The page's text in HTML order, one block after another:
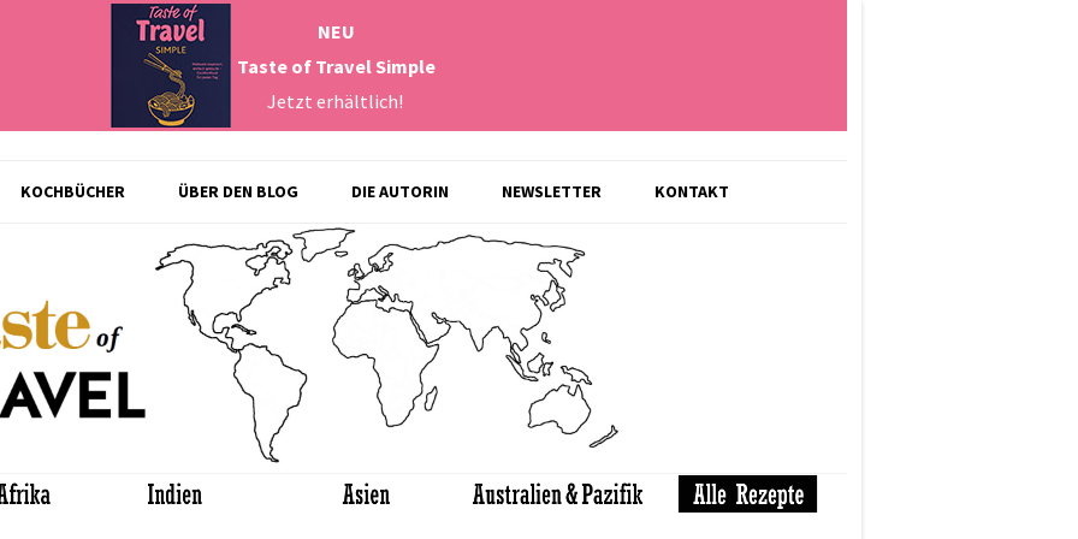
NEU
Taste of Travel Simple
Jetzt erhältlich!
springen
KOCHBÜCHER ÜBER DEN BLOG DIE AUTORIN NEWSLETTER KONTAKT